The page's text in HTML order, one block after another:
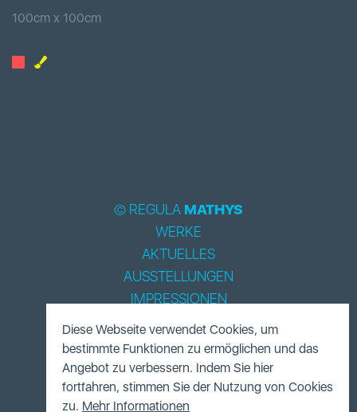
100cm x 100cm
© REGULA MATHYS
WERKE
AKTUELLES
AUSSTELLUNGEN
IMPRESSIONEN
BIOGRAPHIE
LITERATUR
ACCESSOIRES
FUNDUS
Diese Webseite verwendet Cookies, um
bestimmte Funktionen zu ermöglichen und das
Angebot zu verbessern. Indem Sie hier
fortfahren, stimmen Sie der Nutzung von Cookies
zu. Mehr Informationen